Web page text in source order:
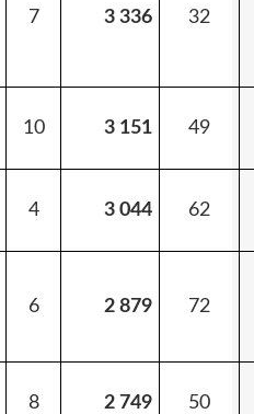
7 3 336 32
10 3 151 49
4 3 044 62
6 2 879 72
8 2 749 50